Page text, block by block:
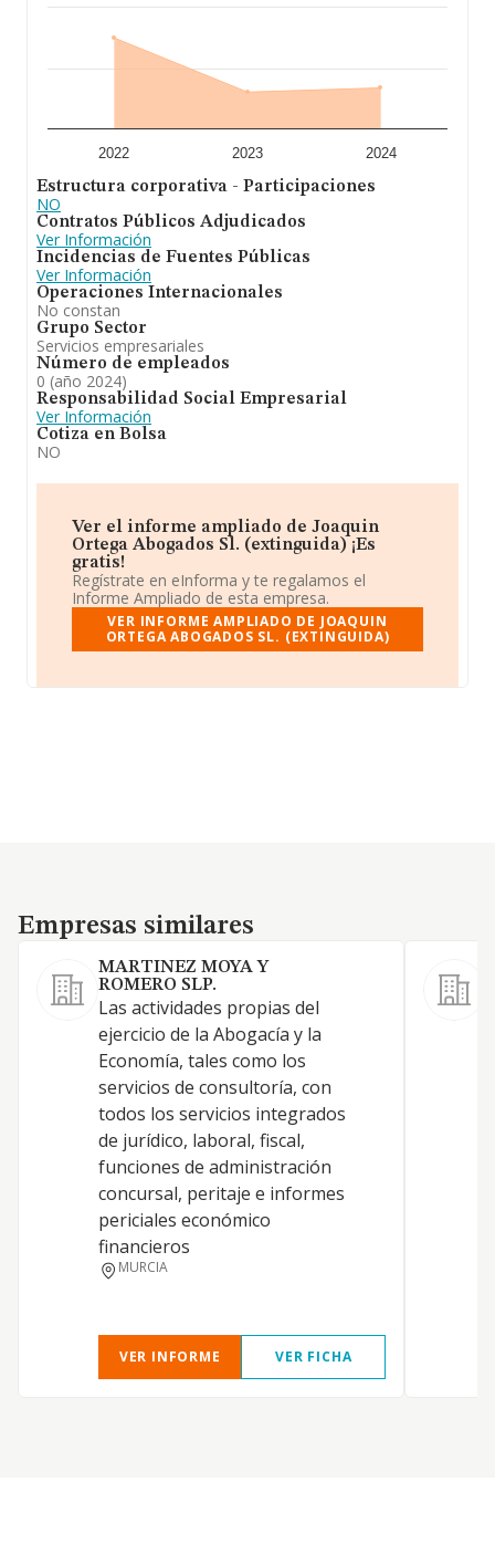
2022 2023 2024
Estructura corporativa - Participaciones
NO
Contratos Públicos Adjudicados
Ver Información
Incidencias de Fuentes Públicas
Ver Información
Operaciones Internacionales
No constan
Grupo Sector
Servicios empresariales
Número de empleados
0 (año 2024)
Responsabilidad Social Empresarial
Ver Información
Cotiza en Bolsa
NO
Ver el informe ampliado de Joaquin
Ortega Abogados Sl. (extinguida) ¡Es
gratis!
Regístrate en eInforma y te regalamos el
Informe Ampliado de esta empresa.
VER INFORME AMPLIADO DE JOAQUIN
ORTEGA ABOGADOS SL. (EXTINGUIDA)
Empresas similares
Empresas similares
MARTINEZ MOYA Y
ROMERO SLP.
Las actividades propias del
ejercicio de la Abogacía y la
Economía, tales como los
servicios de consultoría, con
todos los servicios integrados
de jurídico, laboral, fiscal,
funciones de administración
concursal, peritaje e informes
periciales económico
financieros
MURCIA
VER INFORME VER FICHA